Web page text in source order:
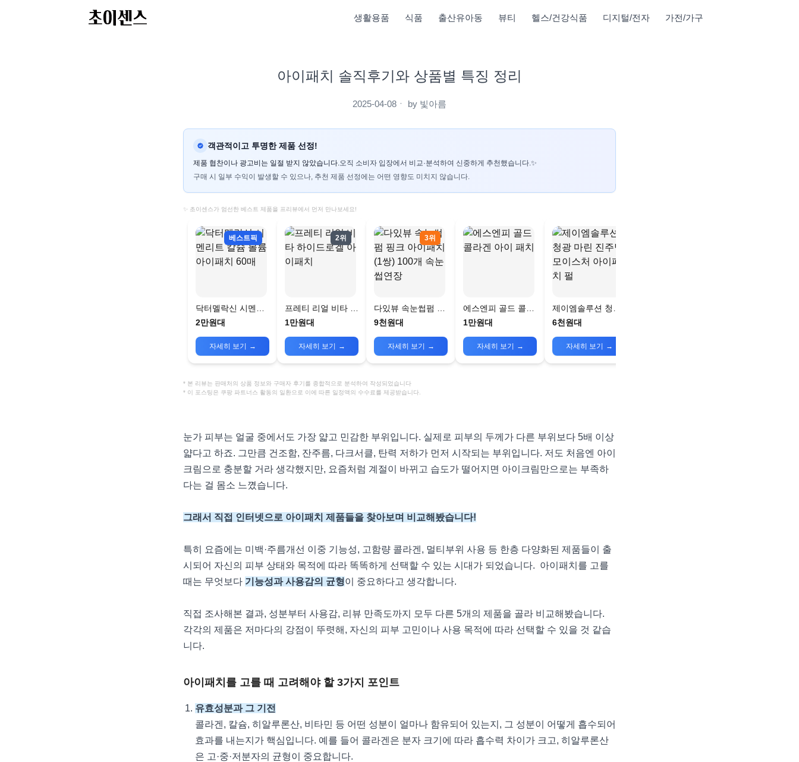
생활용품 식품 출산유아동 뷰티 헬스/건강식품 디지털/전자 가전/가구
아이패치 솔직후기와 상품별 특징 정리
2025-04-08 ㆍ by 빛아름
객관적이고 투명한 제품 선정!
제품 협찬이나 광고비는 일절 받지 않았습니다.오직 소비자 입장에서 비교·분석하여 신중하게 추천했습니다.✨
구매 시 일부 수익이 발생할 수 있으나, 추천 제품 선정에는 어떤 영향도 미치지 않습니다.
✨ 초이센스가 엄선한 베스트 제품을 프리뷰에서 먼저 만나보세요!
베스트픽
닥터멜락신 시멘리
트 칼슘 볼륨 아이패
2만원대
자세히 보기 →
2위
프레티 리얼 비타 하
이드로겔 아이패치
1만원대
자세히 보기 →
3위
다있뷰 속눈썹펌 핑
크 아이패치(1쌍)
9천원대
자세히 보기 →
에스엔피 골드 콜라
겐 아이 패치
1만원대
자세히 보기 →
제이엠솔루션 청광
마린 진주딥 모이스
6천원대
자세히 보기 →
* 본 리뷰는 판매처의 상품 정보와 구매자 후기를 종합적으로 분석하여 작성되었습니다
* 이 포스팅은 쿠팡 파트너스 활동의 일환으로 이에 따른 일정액의 수수료를 제공받습니다.
눈가 피부는 얼굴 중에서도 가장 얇고 민감한 부위입니다. 실제로 피부의 두께가 다른 부위보다 5배 이상
얇다고 하죠. 그만큼 건조함, 잔주름, 다크서클, 탄력 저하가 먼저 시작되는 부위입니다. 저도 처음엔 아이
크림으로 충분할 거라 생각했지만, 요즘처럼 계절이 바뀌고 습도가 떨어지면 아이크림만으로는 부족하
다는 걸 몸소 느꼈습니다.
그래서 직접 인터넷으로 아이패치 제품들을 찾아보며 비교해봤습니다!
특히 요즘에는 미백·주름개선 이중 기능성, 고함량 콜라겐, 멀티부위 사용 등 한층 다양화된 제품들이 출
시되어 자신의 피부 상태와 목적에 따라 똑똑하게 선택할 수 있는 시대가 되었습니다. 아이패치를 고를
때는 무엇보다 기능성과 사용감의 균형이 중요하다고 생각합니다.
직접 조사해본 결과, 성분부터 사용감, 리뷰 만족도까지 모두 다른 5개의 제품을 골라 비교해봤습니다.
각각의 제품은 저마다의 강점이 뚜렷해, 자신의 피부 고민이나 사용 목적에 따라 선택할 수 있을 것 같습
니다.
아이패치를 고를 때 고려해야 할 3가지 포인트
유효성분과 그 기전
콜라겐, 칼슘, 히알루론산, 비타민 등 어떤 성분이 얼마나 함유되어 있는지, 그 성분이 어떻게 흡수되어
효과를 내는지가 핵심입니다. 예를 들어 콜라겐은 분자 크기에 따라 흡수력 차이가 크고, 히알루론산
은 고·중·저분자의 균형이 중요합니다.